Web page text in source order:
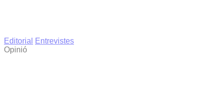
Editorial
Entrevistes
Opinió